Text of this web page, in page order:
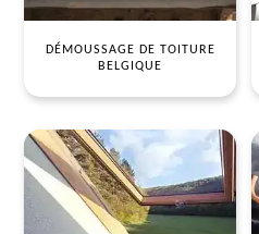
DÉMOUSSAGE DE TOITURE
BELGIQUE